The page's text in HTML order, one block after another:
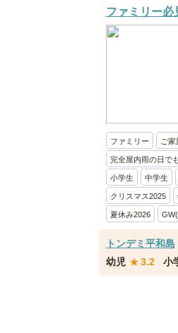
ファミリー必
ファミリー ご
完全屋内雨の日で
小学生 中学生
クリスマス2025
夏休み2026
トンデミ平和島
幼児 ★3.2 小